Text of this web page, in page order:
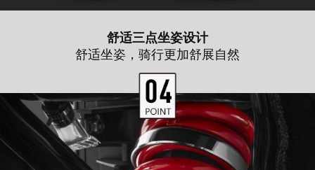
舒适三点坐姿设计
舒适坐姿，骑行更加舒展自然